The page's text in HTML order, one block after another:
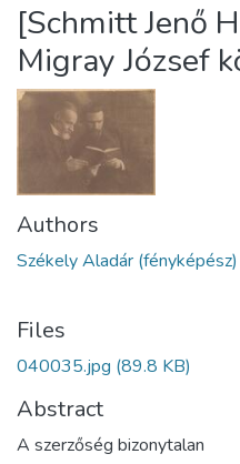
Statistics
About us
[Schmitt Jenő
Migray József
Authors
Székely Aladár
Files
040035.jpg (89.8 KB)
Abstract
A szerzőség bizonytalan